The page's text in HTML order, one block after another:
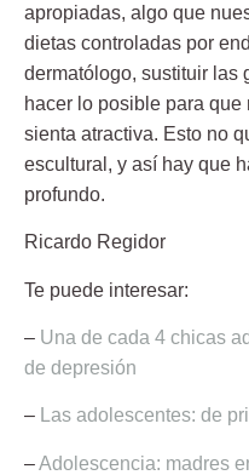
apropiadas, algo que
dietas controladas por
dermatólogo, sustituir las
hacer lo posible para
sienta atractiva. Esto no
escultural, y así hay que
profundo.
Ricardo Regidor
Te puede interesar:
– Una de cada 4 chicas
de depresión
– Las adolescentes: de
–Adolescencia: madres